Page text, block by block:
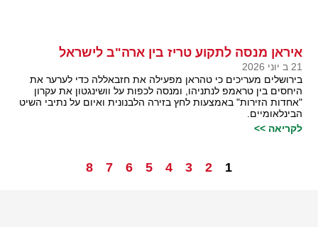
איראן מנסה לתקוע טריז בין ארה"ב לישראל
21 ב יוני 2026
בירושלים מעריכים כי טהראן מפעילה את חזבאללה כדי לערער את
היחסים בין טראמפ לנתניהו, ומנסה לכפות על וושינגטון את עקרון
"אחדות הזירות" באמצעות לחץ בזירה הלבנונית ואיום על נתיבי השיט
הבינלאומיים.
לקריאה >>
1
2
3
4
5
6
7
8